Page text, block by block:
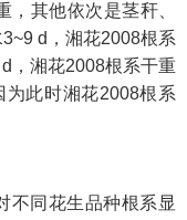
其他依次是茎秆、
d，湘花2008根系
，湘花2008根系干重
此时湘花2008根系
不同花生品种根系显